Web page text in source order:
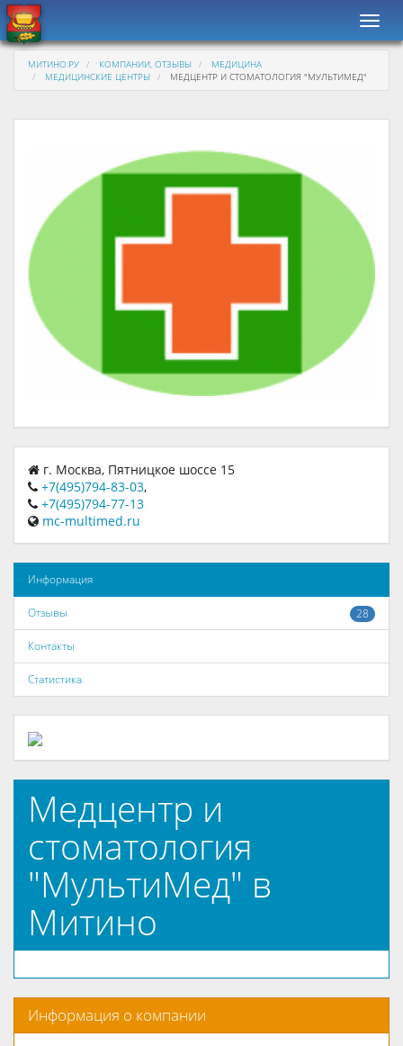
МИТИНО.РУ КОМПАНИИ, ОТЗЫВЫ
МЕДИЦИНА
МЕДИЦИНСКИЕ ЦЕНТРЫ
МЕДЦЕНТР И СТОМАТОЛОГИЯ "МУЛЬТИМЕД"
г. Москва, Пятницкое шоссе 15
+7(495)794-83-03,
+7(495)794-77-13
mc-multimed.ru
Информация
28
Отзывы
Контакты
Статистика
Медцентр и
стоматология
"МультиМед" в
Митино
Информация о компании